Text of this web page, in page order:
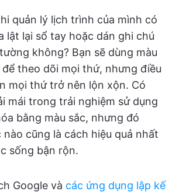
quản lý lịch trình của mình có
lật lại sổ tay hoặc dán ghi chú
không? Bạn sẽ dùng màu
để theo dõi mọi thứ, nhưng điều
mọi thứ trở nên lộn xộn. Có
mái trong trải nghiệm sử dụng
bằng màu sắc, nhưng đó
nào cũng là cách hiệu quả nhất
sống bận rộn.
Google và các ứng dụng lập kế